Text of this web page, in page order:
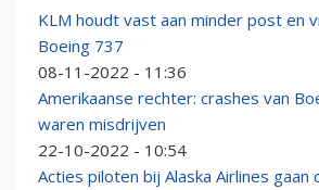
KLM houdt vast aan minder post en
Boeing 737
08-11-2022 - 11:36
Amerikaanse rechter: crashes van
waren misdrijven
22-10-2022 - 10:54
Acties piloten bij Alaska Airlines gaan